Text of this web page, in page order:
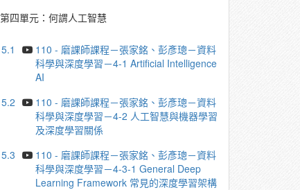
第四單元：何謂人工智慧
5.1
110 - 磨課師課程－張家銘、彭彥璁－資料
科學與深度學習－4-1 Artificial Intelligence
AI
5.2
110 - 磨課師課程－張家銘、彭彥璁－資料
科學與深度學習－4-2 人工智慧與機器學習
及深度學習關係
5.3
110 - 磨課師課程－張家銘、彭彥璁－資料
科學與深度學習－4-3-1 General Deep
Learning Framework 常見的深度學習架構